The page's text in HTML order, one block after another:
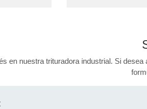
en nuestra trituradora industrial. Si